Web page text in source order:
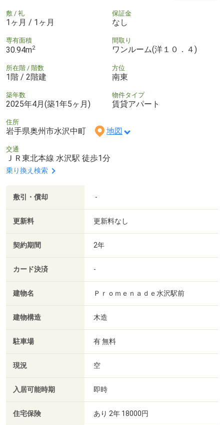
敷 / 礼
1ヶ月 / 1ヶ月
保証金
なし
専有面積
30.94m2
間取り
ワンルーム(洋１０．４)
所在階 / 階数
1階 / 2階建
方位
南東
築年数
2025年4月(築1年5ヶ月)
物件タイプ
賃貸アパート
住所
岩手県奥州市水沢中町 地図
交通
ＪＲ東北本線 水沢駅 徒歩1分
乗り換え検索
敷引・償却 -
更新料 更新料なし
契約期間 2年
カード決済 -
建物名 Ｐｒｏｍｅｎａｄｅ水沢駅前
建物構造 木造
駐車場 有 無料
現況 空
入居可能時期 即時
住宅保険 あり 2年 18000円